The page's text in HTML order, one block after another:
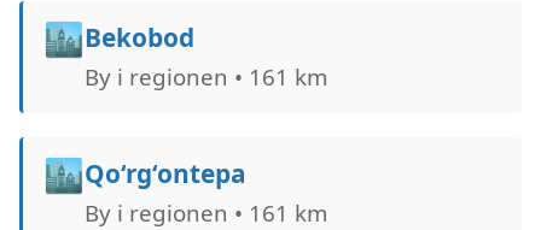
🏙️Bekobod
By i regionen • 161 km
🏙️Qo‘rg‘ontepa
By i regionen • 161 km